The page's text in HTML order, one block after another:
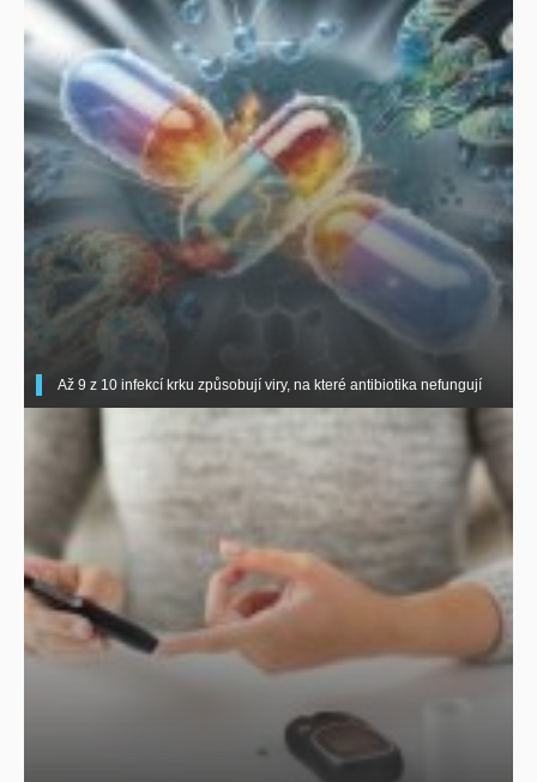
Až 9 z 10 infekcí krku způsobují viry, na které antibiotika nefungují